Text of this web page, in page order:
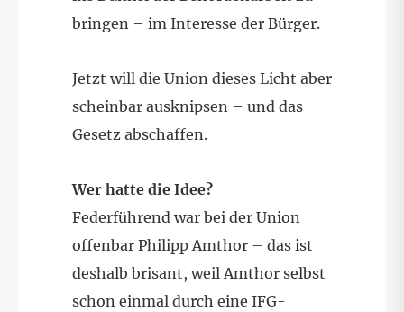
bringen – im Interesse der Bürger.
Jetzt will die Union dieses Licht aber
scheinbar ausknipsen – und das
Gesetz abschaffen.
Wer hatte die Idee?
Federführend war bei der Union
offenbar Philipp Amthor – das ist
deshalb brisant, weil Amthor selbst
schon einmal durch eine IFG-